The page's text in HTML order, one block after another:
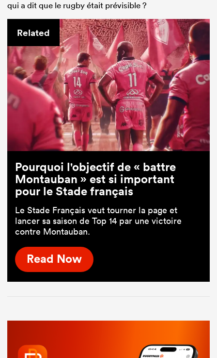
qui a dit que le rugby était prévisible ?
Related
Pourquoi l'objectif de « battre
Montauban » est si important
pour le Stade français
Le Stade Français veut tourner la page et
lancer sa saison de Top 14 par une victoire
contre Montauban.
Read Now